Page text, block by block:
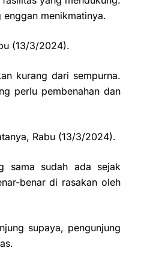
menikmatinya.
(13/3/2024).
kurang dari sempurna.
perlu pembenahan dan
Rabu (13/3/2024).
sama sudah ada sejak
benar di rasakan oleh
supaya, pengunjung